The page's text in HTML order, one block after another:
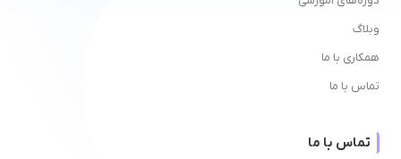
وبلاگ
همکاری با ما
تماس با ما
تماس با ما